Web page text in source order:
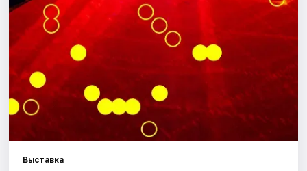
Рейтинги
Выставка